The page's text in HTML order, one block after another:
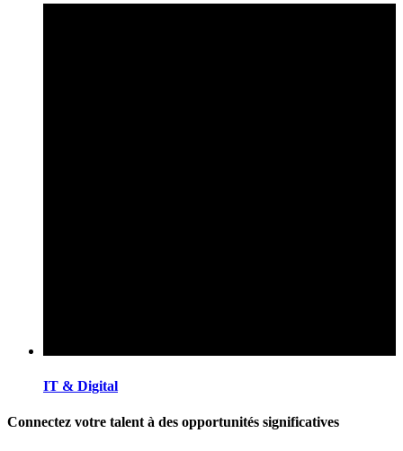
IT & Digital
Connectez votre talent à des opportunités significatives